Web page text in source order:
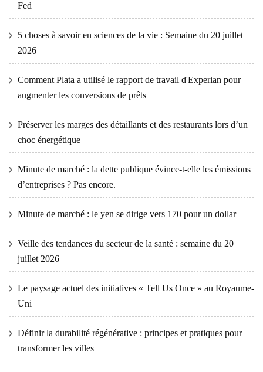
Fed
5 choses à savoir en sciences de la vie : Semaine du 20 juillet
2026
Comment Plata a utilisé le rapport de travail d'Experian pour
augmenter les conversions de prêts
Préserver les marges des détaillants et des restaurants lors d’un
choc énergétique
Minute de marché : la dette publique évince-t-elle les émissions
d’entreprises ? Pas encore.
Minute de marché : le yen se dirige vers 170 pour un dollar
Veille des tendances du secteur de la santé : semaine du 20
juillet 2026
Le paysage actuel des initiatives « Tell Us Once » au Royaume-
Uni
Définir la durabilité régénérative : principes et pratiques pour
transformer les villes